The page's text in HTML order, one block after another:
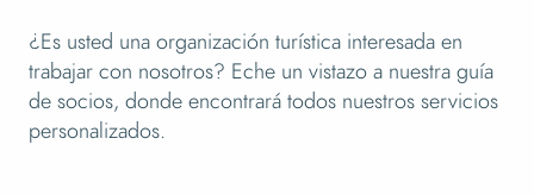
¿Es usted una organización turística interesada en
trabajar con nosotros? Eche un vistazo a nuestra guía
de socios, donde encontrará todos nuestros servicios
personalizados.